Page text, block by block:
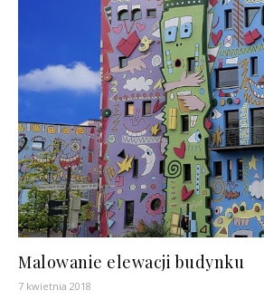
Malowanie elewacji budynku
7 kwietnia 2018